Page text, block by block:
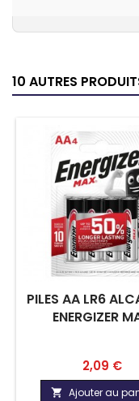
10 AUTRES
PILES AA LR6
ENERGIZER
Prix
2,09 €
 Ajouter au